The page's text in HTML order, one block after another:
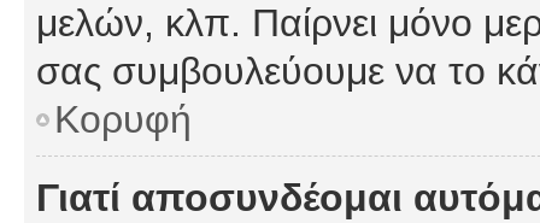
μελών, κλπ. Παίρνει μόνο
σας συμβουλεύουμε να το
Κορυφή
Γιατί αποσυνδέομαι